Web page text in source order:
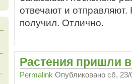
отвечают и
получил. Отлично.
Растения пришли
Permalink Опубликованосб, 23/